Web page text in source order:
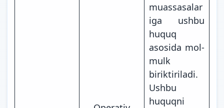
muassasalar
iga ushbu
huquq
asosida mol-
mulk
biriktiriladi.
Ushbu
huquqni